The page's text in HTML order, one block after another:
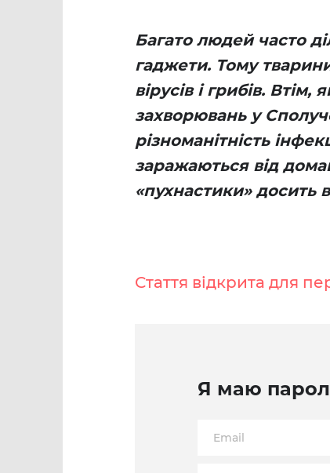
Багато людей часто
гаджети. Тому
вірусів і грибів.
захворювань у
різноманітність
заражаються від
«пухнастики» досить
Стаття відкрита для
Я маю